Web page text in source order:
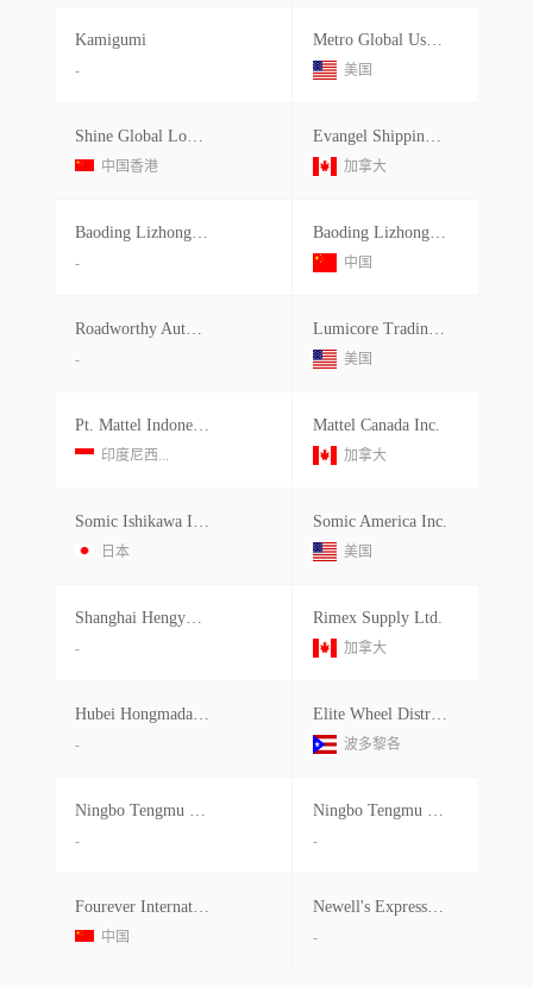
Kamigumi
-
Metro Global Usa Llc
美国
Shine Global Logistics Limited
中国香港
Evangel Shipping, Inc.
加拿大
Baoding Lizhong Wheel Manufacturin
-
Baoding Lizhong Wheel Manufacturing
中国
Roadworthy Auto Parts
-
Lumicore Trading Group
美国
Pt. Mattel Indonesia
印度尼西...
Mattel Canada Inc.
加拿大
Somic Ishikawa Inc.
日本
Somic America Inc.
美国
Shanghai Hengyu Industrial.
-
Rimex Supply Ltd.
加拿大
Hubei Hongmada Wheel
-
Elite Wheel Distributors Inc.
波多黎各
Ningbo Tengmu Machinery
-
Ningbo Tengmu Machinery C O
-
Fourever International Limited
中国
Newell's Express Worldwide Logistic
-